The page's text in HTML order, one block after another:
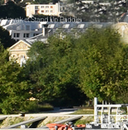
kayak et Stand Up Paddle